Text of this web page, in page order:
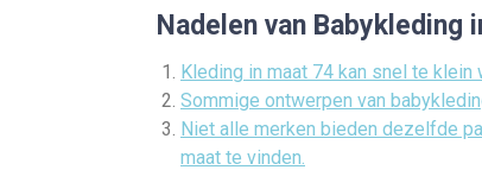
Nadelen van Babykleding
Kleding in maat 74 kan snel te
Sommige ontwerpen van
Niet alle merken bieden dezelfde
maat te vinden.